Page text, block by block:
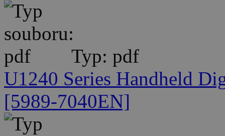
Typ: pdf
U1240 Series Handheld
[5989-7040EN]